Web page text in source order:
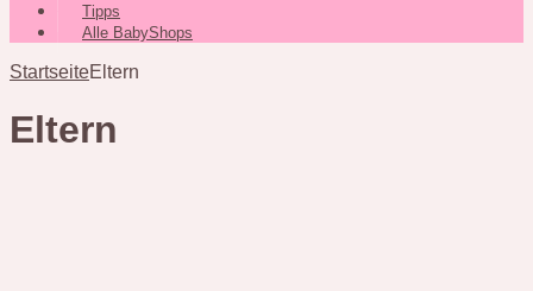
Tipps
Alle BabyShops
StartseiteEltern
Eltern